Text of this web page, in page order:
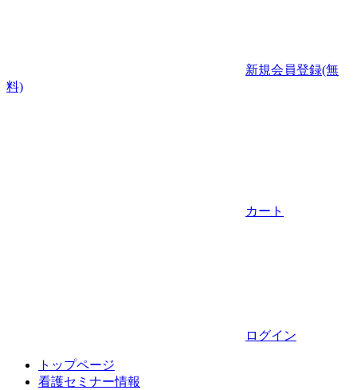
新規会員登録(無
料)
カート
ログイン
トップページ
看護セミナー情報